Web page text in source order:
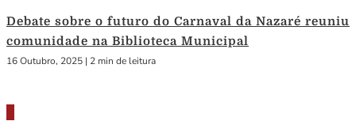
Debate sobre o futuro do Carnaval da Nazaré reuniu
comunidade na Biblioteca Municipal
16 Outubro, 2025 | 2 min de leitura